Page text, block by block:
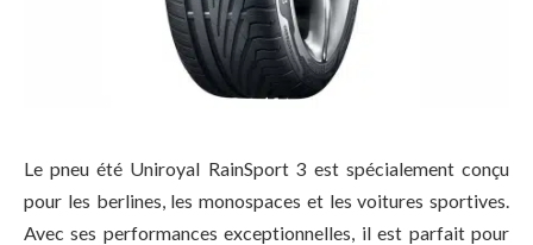
Le pneu été Uniroyal RainSport 3 est spécialement conçu
pour les berlines, les monospaces et les voitures sportives.
Avec ses performances exceptionnelles, il est parfait pour